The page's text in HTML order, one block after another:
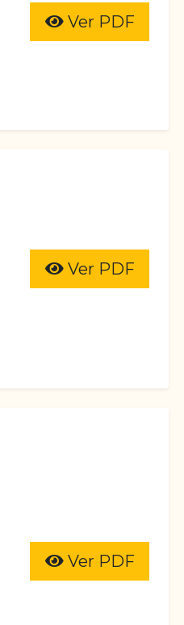
Ver PDF
Ver PDF
Ver PDF